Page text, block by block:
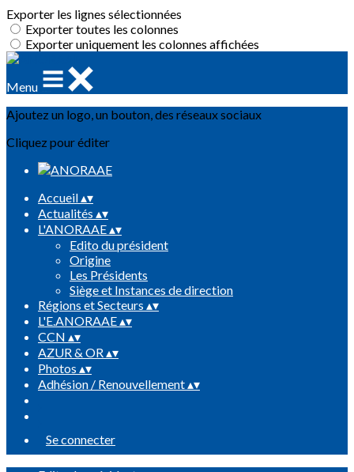
Exporter les lignes sélectionnées
Exporter toutes les colonnes
Exporter uniquement les colonnes affichées
Menu
Ajoutez un logo, un bouton, des réseaux sociaux
Cliquez pour éditer
Accueil▴▾
Actualités ▴▾
L'ANORAAE▴▾
Edito du président
Origine
Les Présidents
Siège et Instances de direction
Régions et Secteurs ▴▾
L'E.ANORAAE▴▾
CCN ▴▾
AZUR & OR▴▾
Photos ▴▾
Adhésion / Renouvellement▴▾
Se connecter